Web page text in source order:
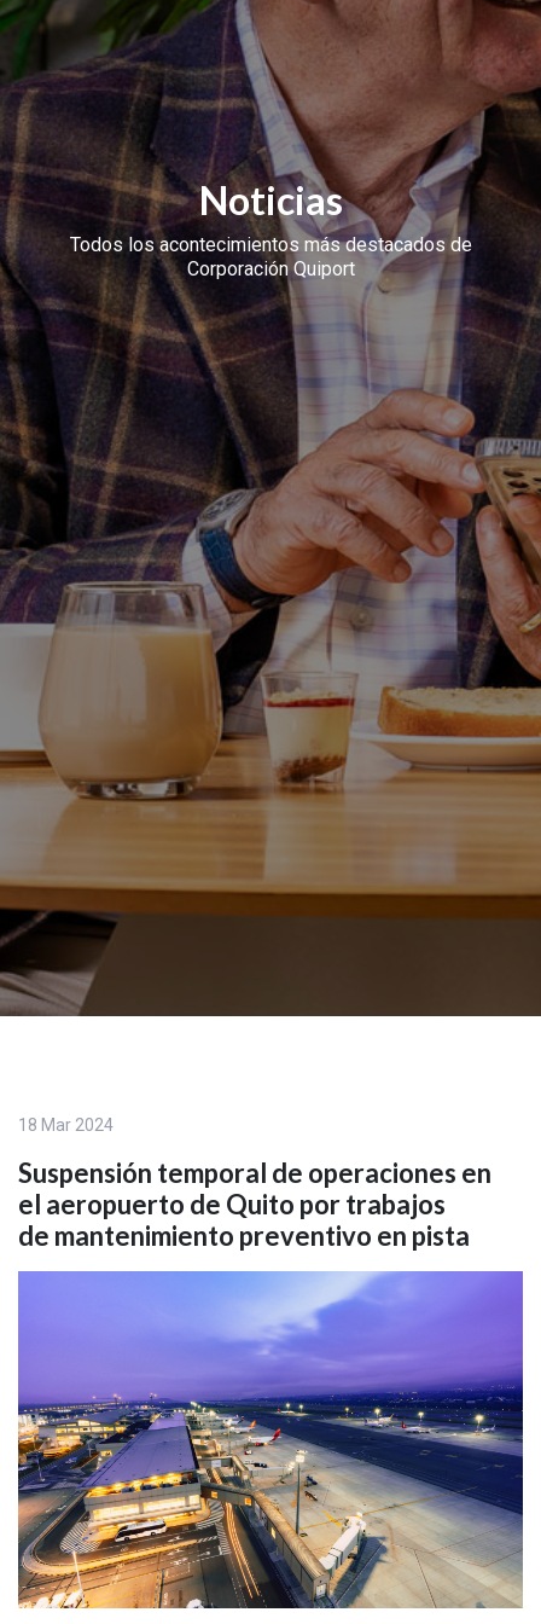
Noticias
Todos los acontecimientos más destacados de
Corporación Quiport
18 Mar 2024
Suspensión temporal de operaciones en
el aeropuerto de Quito por trabajos
de mantenimiento preventivo en pista